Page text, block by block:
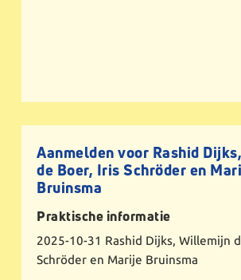
Aanmelden voor Rashid
de Boer, Iris Schröder en
Bruinsma
Praktische informatie
2025-10-31 Rashid Dijks, Willemijn
Schröder en Marije Bruinsma